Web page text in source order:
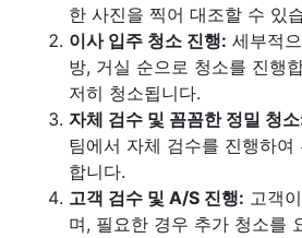
한 사진을 찍어 대조할 수 있
이사 입주 청소 진행: 세부적
방, 거실 순으로 청소를 진행
저히 청소됩니다.
자체 검수 및 꼼꼼한 정밀 청
팀에서 자체 검수를 진행하여
합니다.
고객 검수 및 A/S 진행: 고객
며, 필요한 경우 추가 청소를